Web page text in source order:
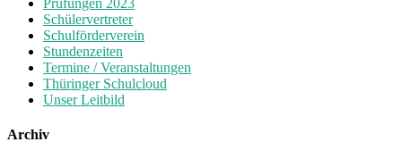
Prüfungen 2023
Schülervertreter
Schulförderverein
Stundenzeiten
Termine / Veranstaltungen
Thüringer Schulcloud
Unser Leitbild
Archiv